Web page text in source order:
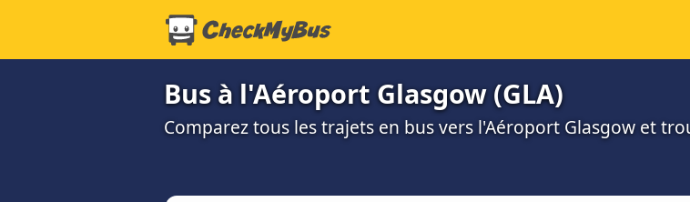
Bus à l'Aéroport Glasgow (GLA)
Comparez tous les trajets en bus vers l'Aéroport Glasgow et